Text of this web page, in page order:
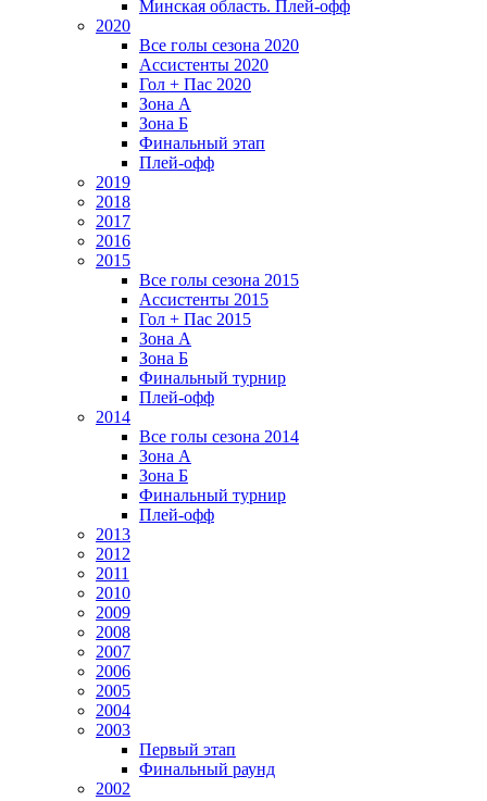
Минская область. Плей-офф
2020
Все голы сезона 2020
Ассистенты 2020
Гол + Пас 2020
Зона А
Зона Б
Финальный этап
Плей-офф
2019
2018
2017
2016
2015
Все голы сезона 2015
Ассистенты 2015
Гол + Пас 2015
Зона А
Зона Б
Финальный турнир
Плей-офф
2014
Все голы сезона 2014
Зона А
Зона Б
Финальный турнир
Плей-офф
2013
2012
2011
2010
2009
2008
2007
2006
2005
2004
2003
Первый этап
Финальный раунд
2002